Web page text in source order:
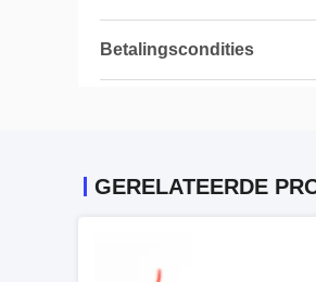
Betalingscondities